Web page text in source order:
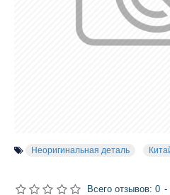
Неоригинальная деталь
Всего отзывов: 0 -